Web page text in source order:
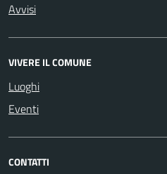
Avvisi
VIVERE IL COMUNE
Luoghi
Eventi
CONTATTI